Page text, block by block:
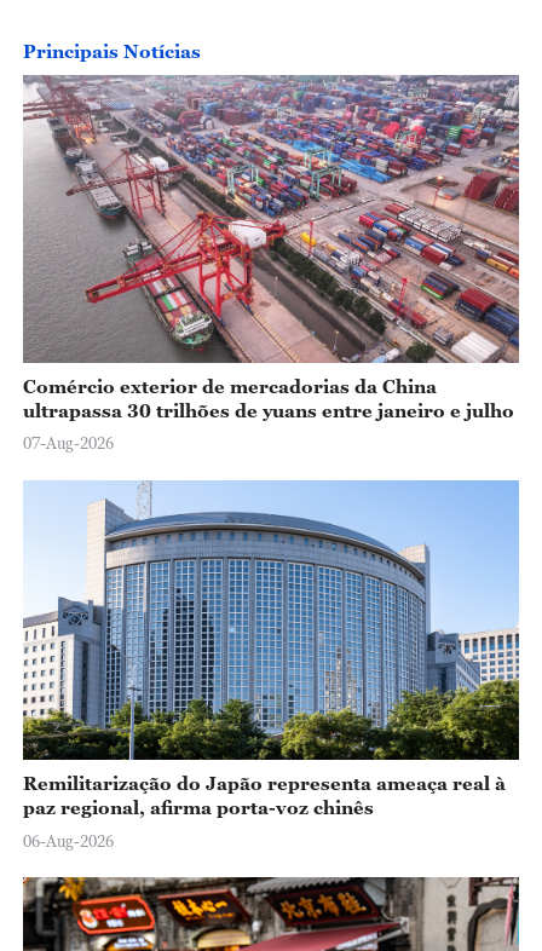
Principais Notícias
Comércio exterior de mercadorias da China
ultrapassa 30 trilhões de yuans entre janeiro e julho
07-Aug-2026
Remilitarização do Japão representa ameaça real à
paz regional, afirma porta-voz chinês
06-Aug-2026